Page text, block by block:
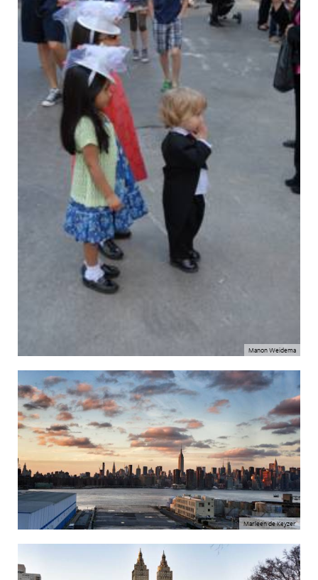
Manon Weidema
Marleen de Keyzer